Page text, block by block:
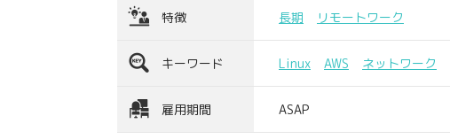
特徴 長期 リモートワーク
キーワード Linux AWS ネットワーク
雇用期間 ASAP